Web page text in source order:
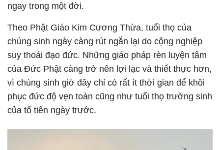
ngay trong một đời.
Theo Phật Giáo Kim Cương Thừa, tuổi thọ của
chúng sinh ngày càng rút ngắn lại do cộng nghiệp
suy thoái đạo đức. Những giáo pháp rèn luyện tâm
của Đức Phật càng trở nên lợi lạc và thiết thực hơn,
vì chúng sinh giờ đây chỉ có rất ít thời gian để khôi
phục đức độ vẹn toàn cũng như tuổi thọ trường sinh
của tổ tiên ngày trước.